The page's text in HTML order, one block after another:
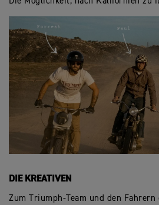
DIE KREATIVEN
Zum Triumph-Team und den